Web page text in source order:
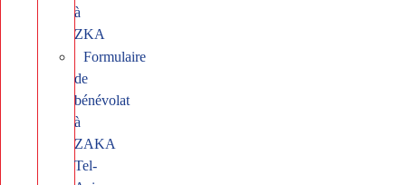
à
ZKA
Formulaire
de
bénévolat
à
ZAKA
Tel-